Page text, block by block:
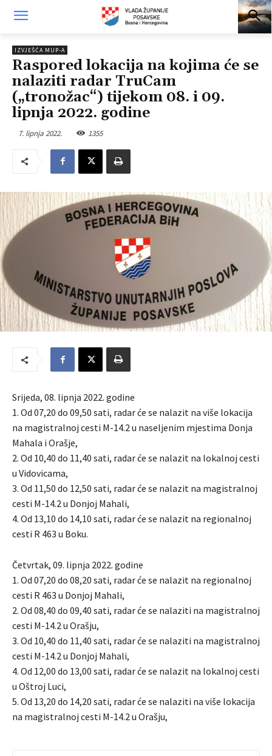
IZVJEŠĆA MUP-A
Raspored lokacija na kojima će se
nalaziti radar TruCam
(„tronožac“) tijekom 08. i 09.
lipnja 2022. godine
7. lipnja 2022. 1355
Srijeda, 08. lipnja 2022. godine
1. Od 07,20 do 09,50 sati, radar će se nalazit na više lokacija
na magistralnoj cesti M-14.2 u naseljenim mjestima Donja
Mahala i Orašje,
2. Od 10,40 do 11,40 sati, radar će se nalazit na lokalnoj cesti
u Vidovicama,
3. Od 11,50 do 12,50 sati, radar će se nalazit na magistralnoj
cesti M-14.2 u Donjoj Mahali,
4. Od 13,10 do 14,10 sati, radar će se nalazit na regionalnoj
cesti R 463 u Boku.
Četvrtak, 09. lipnja 2022. godine
1. Od 07,20 do 08,20 sati, radar će se nalazit na regionalnoj
cesti R 463 u Donjoj Mahali,
2. Od 08,40 do 09,40 sati, radar će se nalaziti na magistralnoj
cesti M-14.2 u Orašju,
3. Od 10,40 do 11,40 sati, radar će se nalaziti na magistralnoj
cesti M-14.2 u Donjoj Mahali,
4. Od 12,00 do 13,00 sati, radar će se nalazit na lokalnoj cesti
u Oštroj Luci,
5. Od 13,20 do 14,20 sati, radar će se nalaziti na više lokacija
na magistralnoj cesti M-14.2 u Orašju,